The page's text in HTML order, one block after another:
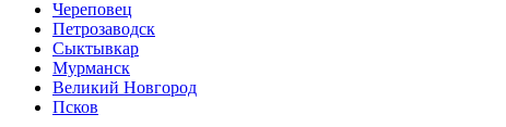
Череповец
Петрозаводск
Сыктывкар
Мурманск
Великий Новгород
Псков